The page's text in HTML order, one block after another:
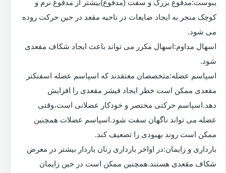
یبوست:مدفوع بزرگ و سفت (مدفوع)بیشتر از مدفوع نرم و
کوچک منجر به ایجاد ضایعات در ناحیه مقعد در حین حرکت روده
می شود.
اسهال مداوم:اسهال مکرر می تواند باعث ایجاد شکاف مقعدی
شود.
اسپاسم عضله:متخصصان معتقدند که اسپاسم عضله اسفنکتر
مقعدی ممکن است خطر ایجاد فیشر مقعدی را افزایش
دهد.اسپاسم حرکتی مختصر و خودکار عضلانی است،وقتی
عضله می تواند ناگهان سفت شود.اسپاسم عضلات همچنین
ممکن است روند بهبودی را تضعیف کند.
بارداری و زایمان:در اواخر بارداری زنان باردار بیشتر در معرض
شکاف مقعدی هستند.همچنین ممکن است در حین زایمان